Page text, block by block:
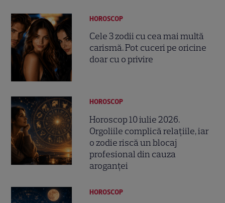
HOROSCOP
Cele 3 zodii cu cea mai multă
carismă. Pot cuceri pe oricine
doar cu o privire
HOROSCOP
Horoscop 10 iulie 2026.
Orgoliile complică relațiile, iar
o zodie riscă un blocaj
profesional din cauza
aroganței
HOROSCOP